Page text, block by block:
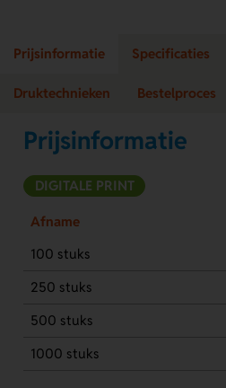
Prijsinformatie Specificaties
Druktechnieken Bestelproces
Prijsinformatie
DIGITALE PRINT
Afname
100 stuks
250 stuks
500 stuks
1000 stuks